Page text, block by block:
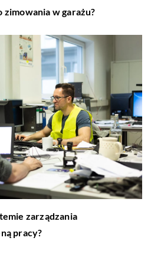
w garażu?
zarządzania
pracy?